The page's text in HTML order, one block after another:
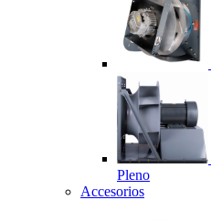
Pleno
Accesorios